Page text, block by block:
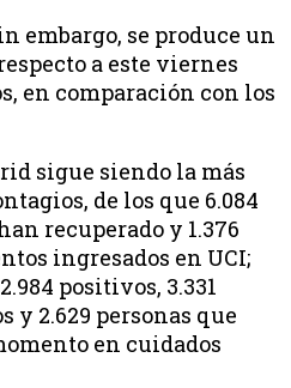
embargo, se produce un
a este viernes
en comparación con los
sigue siendo la más
de los que 6.084
recuperado y 1.376
ingresados en UCI;
positivos, 3.331
y 2.629 personas que
en cuidados